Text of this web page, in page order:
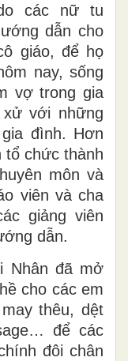
các nữ tu
dẫn cho
giáo, để họ
nay, sống
vợ trong gia
với những
đình. Hơn
tổ chức thành
môn và
viên và cha
giảng viên
dẫn.
Nhân đã mở
cho các em
thêu, dệt
để các
đôi chân